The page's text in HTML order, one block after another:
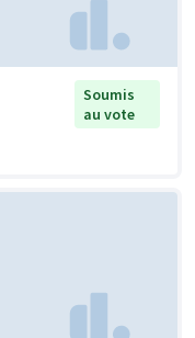
Soumis
au vote